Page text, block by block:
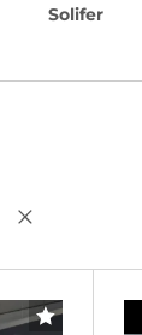
Solifer
Ta bort val
FAVORITER